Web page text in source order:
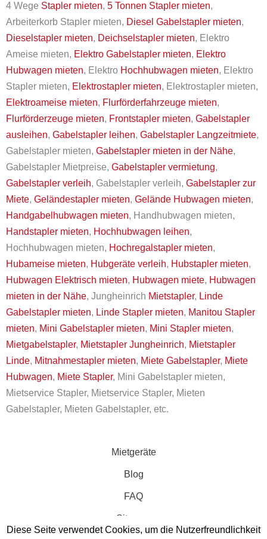
4 Wege Stapler mieten, 5 Tonnen Stapler mieten,
Arbeiterkorb Stapler mieten, Diesel Gabelstapler mieten,
Dieselstapler mieten, Deichselstapler mieten, Elektro
Ameise mieten, Elektro Gabelstapler mieten, Elektro
Hubwagen mieten, Elektro Hochhubwagen mieten, Elektro
Stapler mieten, Elektrostapler mieten, Elektrostapler mieten,
Elektroameise mieten, Flurförderfahrzeuge mieten,
Flurförderzeuge mieten, Frontstapler mieten, Gabelstapler
ausleihen, Gabelstapler leihen, Gabelstapler Langzeitmiete,
Gabelstapler mieten, Gabelstapler mieten in der Nähe,
Gabelstapler Mietpreise, Gabelstapler vermietung,
Gabelstapler verleih, Gabelstapler verleih, Gabelstapler zur
Miete, Geländestapler mieten, Gelände Hubwagen mieten,
Handgabelhubwagen mieten, Handhubwagen mieten,
Handstapler mieten, Hochhubwagen leihen,
Hochhubwagen mieten, Hochregalstapler mieten,
Hubameise mieten, Hubgeräte verleih, Hubstapler mieten,
Hubwagen Elektrisch mieten, Hubwagen miete, Hubwagen
mieten in der Nähe, Jungheinrich Mietstapler, Linde
Gabelstapler mieten, Linde Stapler mieten, Manitou Stapler
mieten, Mini Gabelstapler mieten, Mini Stapler mieten,
Mietgabelstapler, Mietstapler Jungheinrich, Mietstapler
Linde, Mitnahmestapler mieten, Miete Gabelstapler, Miete
Hubwagen, Miete Stapler, Mini Gabelstapler mieten,
Mietservice Stapler, Mietservice Stapler, Mieten
Gabelstapler, Mieten Gabelstapler, etc.
Mietgeräte
Blog
FAQ
Sitemap
Diese Seite verwendet Cookies, um die Nutzerfreundlichkeit